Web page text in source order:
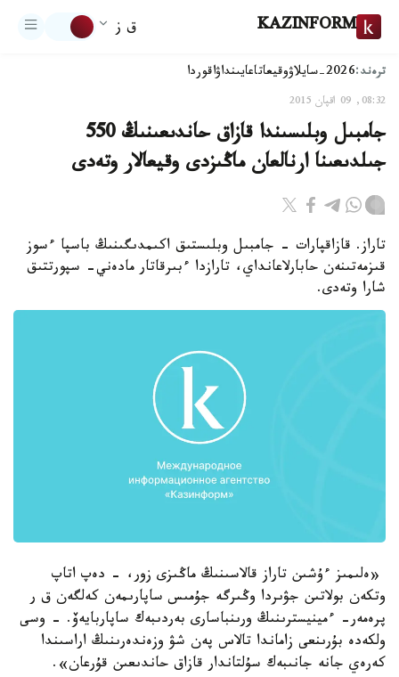
KAZINFORM ق ز
ترەند:2026-سايلاۋ وقيعاتاعايىنداۋاقوردا
08:32, 09 اقپان 2015
جامبىل وبلىسىندا قازاق حاندىعىنىڭ 550
جىلدىعىنا ارنالعان ماڭىزدى وقيعالار وتەدى
تاراز. قازاقپارات - جامبىل وبلىستىق اكىمدىگىنىڭ باسپا ءسوز
قىزمەتىنەن حابارلاعانداي، تارازدا ءبىرقاتار مادەني- سپورتتىق
شارا وتەدى.
«ەلىمىز ءۇشىن تاراز قالاسىنىڭ ماڭىزى زور، - دەپ اتاپ
وتكەن بولاتىن جۋىردا وڭىرگە جۇمىس ساپارىمەن كەلگەن ق ر
پرەمەر- ءمينيسترىنىڭ ورىنباسارى بەردىبەك ساپاربايەۆ. - وسى
ولكەدە بۇرىنعى زاماندا تالاس پەن شۋ وزەندەرىنىڭ اراسىندا
كەرەي جانە جانىبەك سۇلتاندار قازاق حاندىعىن قۇرعان».